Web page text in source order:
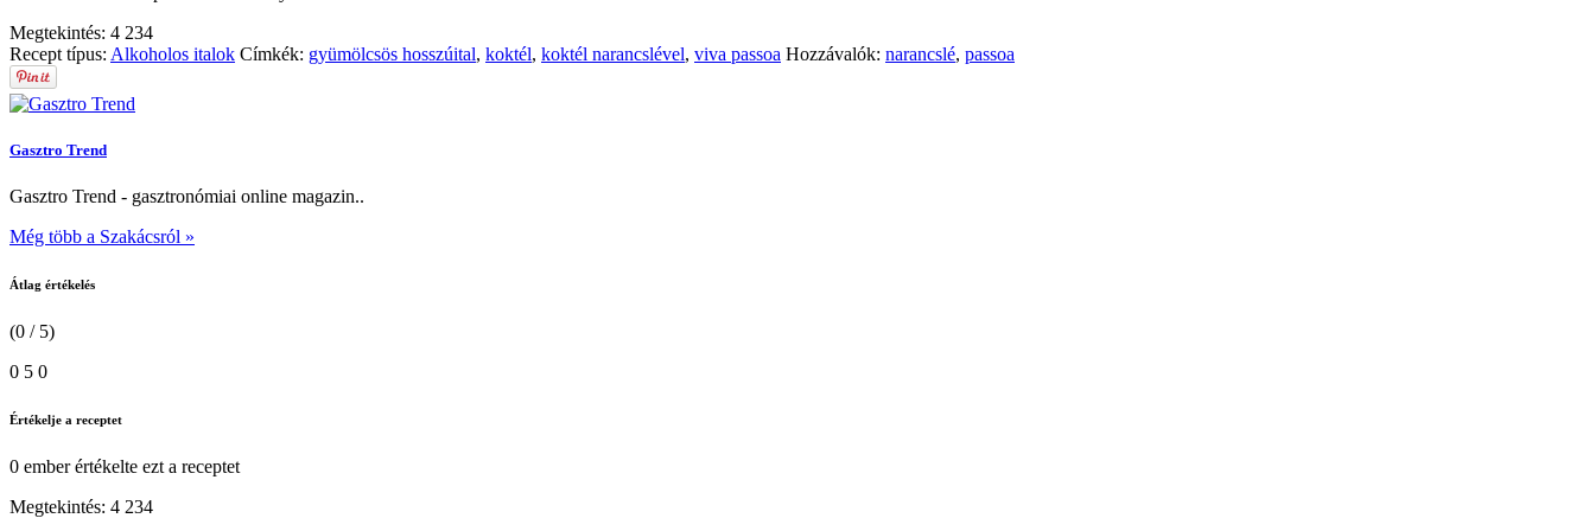
Megtekintés: 4 234
Recept típus: Alkoholos italok Címkék: gyümölcsös hosszúital, koktél, koktél narancslével, viva passoa Hozzávalók: narancslé, passoa
Gasztro Trend
Gasztro Trend - gasztronómiai online magazin..
Még több a Szakácsról »
Átlag értékelés
(0 / 5)
0 5 0
Értékelje a receptet
0 emberértékelte ezt a receptet
Megtekintés: 4 234